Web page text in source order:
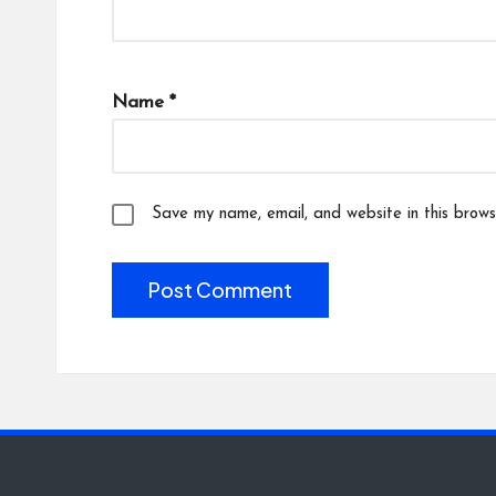
Name *
Save my name, email, and website in this